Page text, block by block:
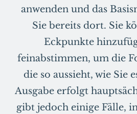
anwenden und das
Sie bereits dort. Sie
Eckpunkte
feinabstimmen, um die
die so aussieht, wie Sie
Ausgabe erfolgt
gibt jedoch einige Fälle,